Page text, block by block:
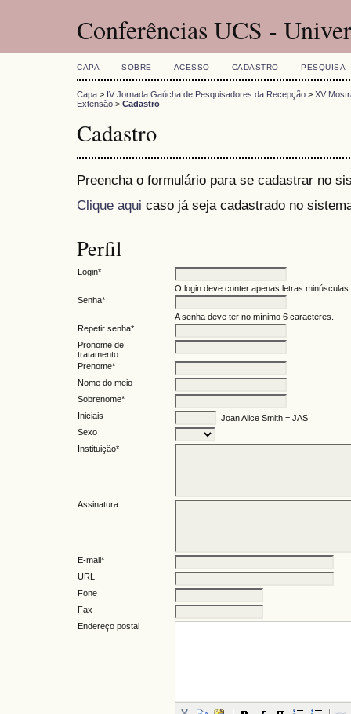
Conferências UCS -
CAPA SOBRE ACESSO CADASTRO PESQUISA
Capa > IV Jornada Gaúcha de Pesquisadores da Recepção > XV
Extensão > Cadastro
Cadastro
Preencha o formulário para se cadastrar no
Clique aqui caso já seja cadastrado no
Perfil
Login*
O login deve conter apenas letras
Senha*
A senha deve ter no mínimo 6 caracteres.
Repetir senha*
Pronome de
tratamento
Prenome*
Nome do meio
Sobrenome*
Iniciais
Joan Alice Smith = JAS
Sexo
Instituição*
Assinatura
E-mail*
URL
Fone
Fax
Endereço postal